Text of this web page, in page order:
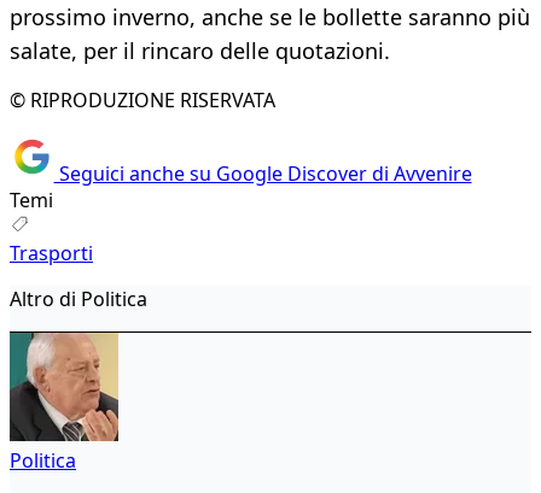
prossimo inverno, anche se le bollette saranno più
salate, per il rincaro delle quotazioni.
© RIPRODUZIONE RISERVATA
Seguici anche su Google Discover di Avvenire
Temi
Trasporti
Altro di Politica
Politica